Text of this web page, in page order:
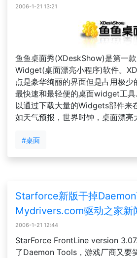
2006-1-21 13:21
鱼鱼桌面秀(XDeskShow)是第一
Widget(桌面漂亮小程序)软件。
点是豪华绚丽的界面但是占用极少
最快速和最轻便的桌面widget工
以通过下载大量的Widgets部件来
如天气预报，世界时钟，桌面漂亮
#桌面
Starforce新版干掉
Mydrivers.com驱动之家新
2006-1-21 12:44
StarForce FrontLine version
了Daemon Tools，游戏厂商又要